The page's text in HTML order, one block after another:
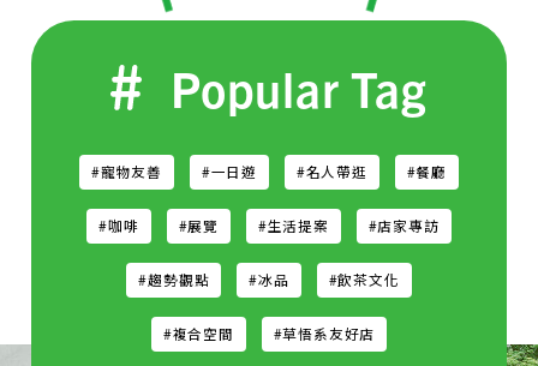
Popular Tag
#寵物友善 #一日遊 #名人帶逛 #餐廳
#咖啡 #展覽 #生活提案 #店家專訪
#趨勢觀點 #冰品 #飲茶文化
#複合空間 #草悟系友好店